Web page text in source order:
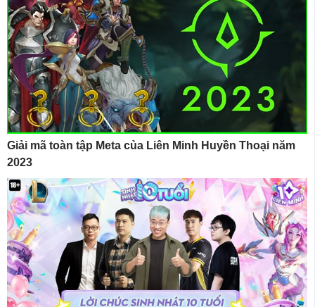
Giải mã toàn tập Meta của Liên Minh Huyền Thoại năm
2023